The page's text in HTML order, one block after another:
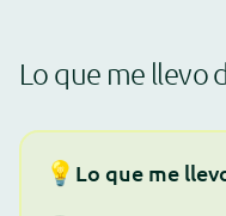
Lo que me llevo
💡 Lo que me